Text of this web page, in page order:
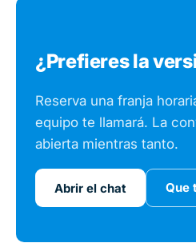
¿Prefieres la
Reserva una franja
equipo te llamará. La
abierta mientras tanto.
Abrir el chat Que